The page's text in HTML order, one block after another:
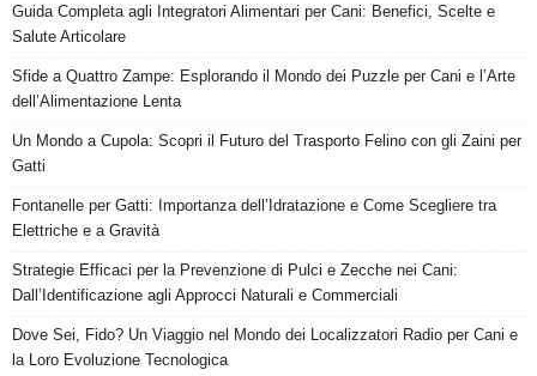
Guida Completa agli Integratori Alimentari per Cani: Benefici, Scelte e
Salute Articolare
Sfide a Quattro Zampe: Esplorando il Mondo dei Puzzle per Cani e l’Arte
dell’Alimentazione Lenta
Un Mondo a Cupola: Scopri il Futuro del Trasporto Felino con gli Zaini per
Gatti
Fontanelle per Gatti: Importanza dell’Idratazione e Come Scegliere tra
Elettriche e a Gravità
Strategie Efficaci per la Prevenzione di Pulci e Zecche nei Cani:
Dall’Identificazione agli Approcci Naturali e Commerciali
Dove Sei, Fido? Un Viaggio nel Mondo dei Localizzatori Radio per Cani e
la Loro Evoluzione Tecnologica